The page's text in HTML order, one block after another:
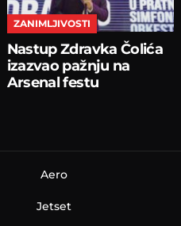
ZANIMLJIVOSTI
Nastup Zdravka Čolića
izazvao pažnju na
Arsenal festu
Aero
Jetset